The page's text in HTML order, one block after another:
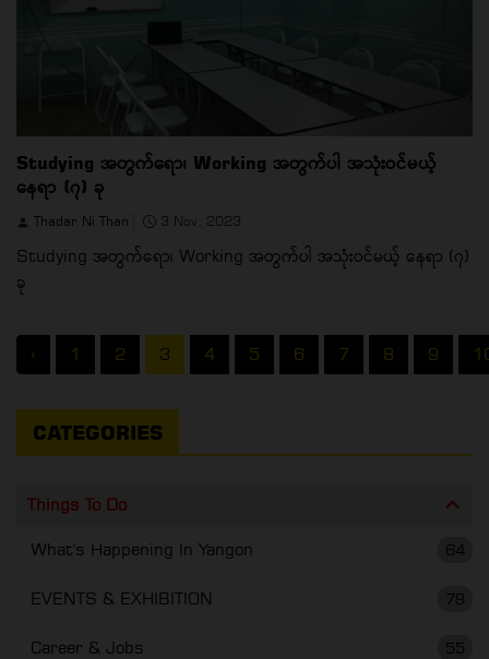
Studying အတွက်ရော၊ Working အတွက်ပါ အသုံးဝင်မယ့်
နေရာ (၇) ခု
Thadar Ni Than 3 Nov, 2023
Studying အတွက်ရော၊ Working အတွက်ပါ အသုံးဝင်မယ့် နေရာ (၇)
ခု
‹ 1 2 3 4 5 6 7 8 9
CATEGORIES
Things To Do
64
What's Happening In Yangon
79
EVENTS & EXHIBITION
55
Career & Jobs